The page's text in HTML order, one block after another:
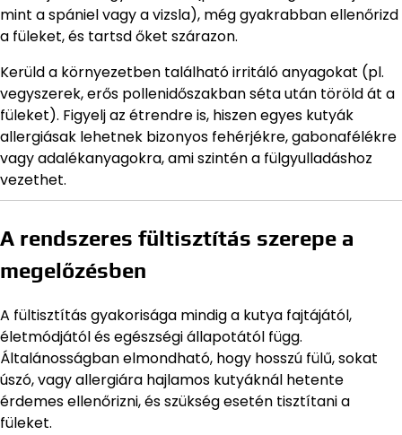
mint a spániel vagy a vizsla), még gyakrabban ellenőrizd
a füleket, és tartsd őket szárazon.
Kerüld a környezetben található irritáló anyagokat (pl.
vegyszerek, erős pollenidőszakban séta után töröld át a
füleket). Figyelj az étrendre is, hiszen egyes kutyák
allergiásak lehetnek bizonyos fehérjékre, gabonafélékre
vagy adalékanyagokra, ami szintén a fülgyulladáshoz
vezethet.
A rendszeres fültisztítás szerepe a
megelőzésben
A fültisztítás gyakorisága mindig a kutya fajtájától,
életmódjától és egészségi állapotától függ.
Általánosságban elmondható, hogy hosszú fülű, sokat
úszó, vagy allergiára hajlamos kutyáknál hetente
érdemes ellenőrizni, és szükség esetén tisztítani a
füleket.